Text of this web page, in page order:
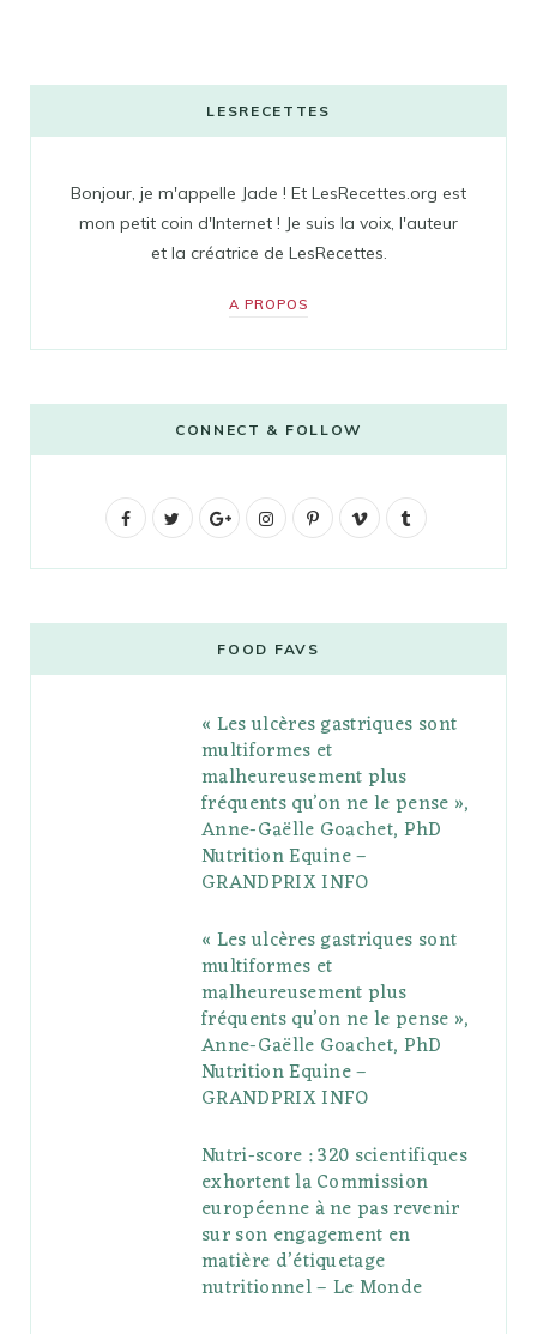
LESRECETTES
Bonjour, je m'appelle Jade ! Et LesRecettes.org est
mon petit coin d'Internet ! Je suis la voix, l'auteur
et la créatrice de LesRecettes.
A PROPOS
CONNECT & FOLLOW
F
b
t
G
g
l
e
P
l
s
I
t
a
g
r
a
m
P
e
r
e
s
V
o
l
r
FOOD FAVS
« Les ulcères gastriques sont
multiformes et
malheureusement plus
fréquents qu’on ne le pense »,
Anne-Gaëlle Goachet, PhD
Nutrition Equine –
GRANDPRIX INFO
« Les ulcères gastriques sont
multiformes et
malheureusement plus
fréquents qu’on ne le pense »,
Anne-Gaëlle Goachet, PhD
Nutrition Equine –
GRANDPRIX INFO
Nutri-score : 320 scientifiques
exhortent la Commission
européenne à ne pas revenir
sur son engagement en
matière d’étiquetage
nutritionnel – Le Monde